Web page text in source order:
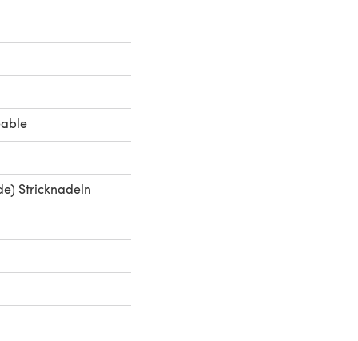
Stricknadeln